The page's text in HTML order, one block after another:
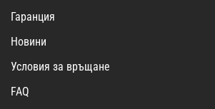
Гаранция
Новини
Условия за връщане
FAQ